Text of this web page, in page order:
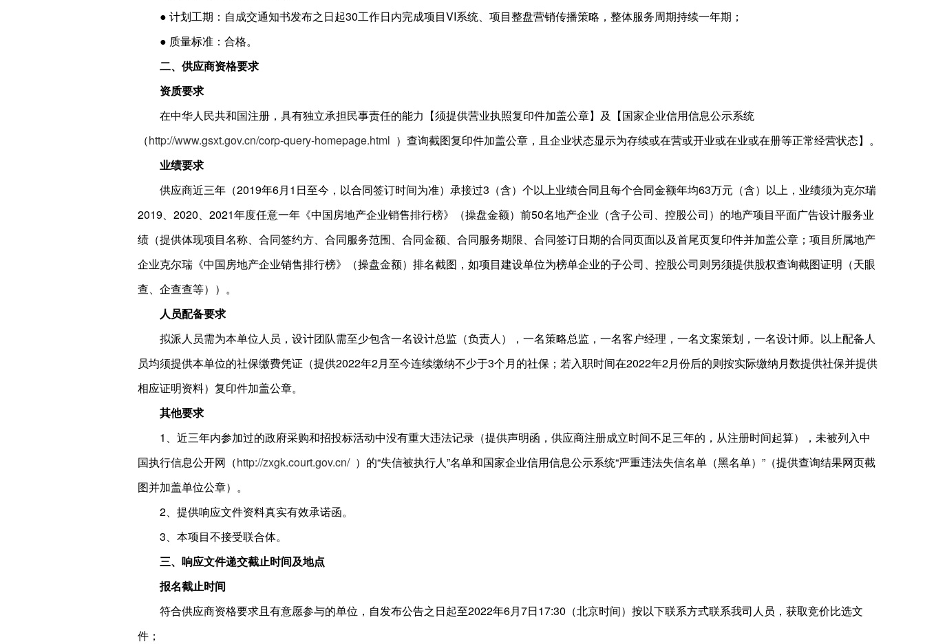
● 计划工期：自成交通知书发布之日起30工作日内完成项目VI系统、项目整盘营销传播策略，整体服务周期持续一年期；
● 质量标准：合格。
二、供应商资格要求
资质要求
在中华人民共和国注册，具有独立承担民事责任的能力【须提供营业执照复印件加盖公章】及【国家企业信用信息公示系统
（http://www.gsxt.gov.cn/corp-query-homepage.html ）查询截图复印件加盖公章，且企业状态显示为存续或在营或开业或在业或在册等正常经营状态】。
业绩要求
供应商近三年（2019年6月1日至今，以合同签订时间为准）承接过3（含）个以上业绩合同且每个合同金额年均63万元（含）以上，业绩须为克尔瑞
2019、2020、2021年度任意一年《中国房地产企业销售排行榜》（操盘金额）前50名地产企业（含子公司、控股公司）的地产项目平面广告设计服务业
绩（提供体现项目名称、合同签约方、合同服务范围、合同金额、合同服务期限、合同签订日期的合同页面以及首尾页复印件并加盖公章；项目所属地产
企业克尔瑞《中国房地产企业销售排行榜》（操盘金额）排名截图，如项目建设单位为榜单企业的子公司、控股公司则另须提供股权查询截图证明（天眼
查、企查查等））。
人员配备要求
拟派人员需为本单位人员，设计团队需至少包含一名设计总监（负责人），一名策略总监，一名客户经理，一名文案策划，一名设计师。以上配备人
员均须提供本单位的社保缴费凭证（提供2022年2月至今连续缴纳不少于3个月的社保；若入职时间在2022年2月份后的则按实际缴纳月数提供社保并提供
相应证明资料）复印件加盖公章。
其他要求
1、近三年内参加过的政府采购和招投标活动中没有重大违法记录（提供声明函，供应商注册成立时间不足三年的，从注册时间起算），未被列入中
国执行信息公开网（http://zxgk.court.gov.cn/）的“失信被执行人”名单和国家企业信用信息公示系统“严重违法失信名单（黑名单）”（提供查询结果网页截
图并加盖单位公章）。
2、提供响应文件资料真实有效承诺函。
3、本项目不接受联合体。
三、响应文件递交截止时间及地点
报名截止时间
符合供应商资格要求且有意愿参与的单位，自发布公告之日起至2022年6月7日17:30（北京时间）按以下联系方式联系我司人员，获取竞价比选文
件；